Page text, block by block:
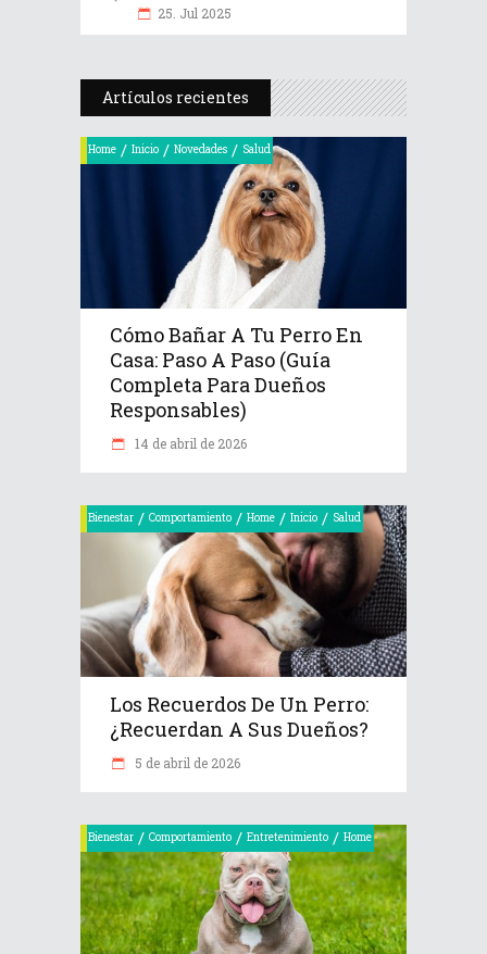
25. Jul 2025
Artículos recientes
Home / Inicio / Novedades / Salud
Cómo Bañar A Tu Perro En
Casa: Paso A Paso (Guía
Completa Para Dueños
Responsables)
14 de abril de 2026
Bienestar / Comportamiento / Home / Inicio / Salud
Los Recuerdos De Un Perro:
¿recuerdan A Sus Dueños?
5 de abril de 2026
Bienestar / Comportamiento / Entretenimiento / Home